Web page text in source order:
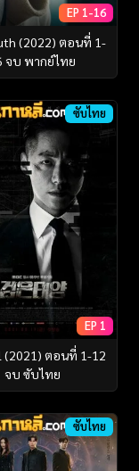
EP 1-16
(2022) ตอนที่ 1-
จบ พากย์ไทย
ซับไทย
EP 1
(2021) ตอนที่ 1-12
จบ ซับไทย
ซับไทย